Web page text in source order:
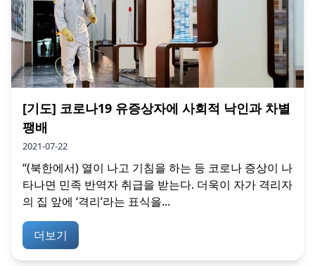
[기도] 코로나19 유증상자에 사회적 낙인과 차별
팽배
2021-07-22
“(북한에서) 열이 나고 기침을 하는 등 코로나 증상이 나
타나면 민족 반역자 취급을 받는다. 더욱이 자가 격리자
의 집 앞에 ‘격리’라는 표식을...
더보기